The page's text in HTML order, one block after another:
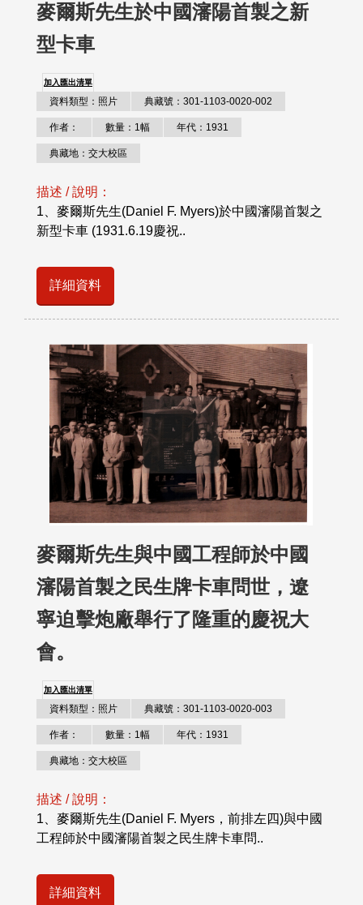
麥爾斯先生於中國瀋陽首製之新
型卡車
加入匯出清單
資料類型：照片 典藏號：301-1103-0020-002
作者： 數量：1幅 年代：1931
典藏地：交大校區
描述 / 說明：
1、麥爾斯先生(Daniel F. Myers)於中國瀋陽首製之
新型卡車 (1931.6.19慶祝..
詳細資料
麥爾斯先生與中國工程師於中國
瀋陽首製之民生牌卡車問世，遼
寧迫擊炮廠舉行了隆重的慶祝大
會。
加入匯出清單
資料類型：照片 典藏號：301-1103-0020-003
作者： 數量：1幅 年代：1931
典藏地：交大校區
描述 / 說明：
1、麥爾斯先生(Daniel F. Myers，前排左四)與中國
工程師於中國瀋陽首製之民生牌卡車問..
詳細資料